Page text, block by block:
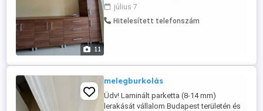
11
július 7
Hitelesített telefonszám
melegburkolás
Üdv! Laminált parketta (8-14 mm)
lerakását vállalom Budapest területén és